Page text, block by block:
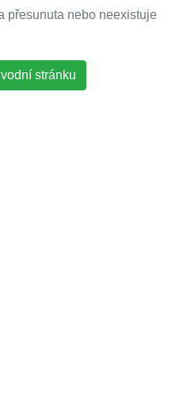
přesunuta nebo neexistuje
stránku